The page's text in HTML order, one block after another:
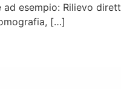
esempio: Rilievo
[…]